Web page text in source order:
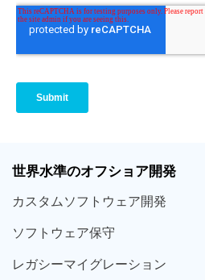
世界水準のオフショア開発
カスタムソフトウェア開発
ソフト ウェア保守
レガシーマイグレーション